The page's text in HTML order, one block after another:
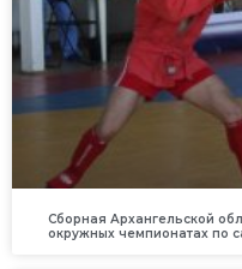
Сборная Архангельской
окружных чемпионатах по